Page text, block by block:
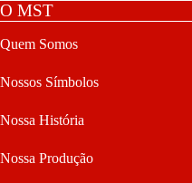
O MST
Quem Somos
Nossos Símbolos
Nossa História
Nossa Produção